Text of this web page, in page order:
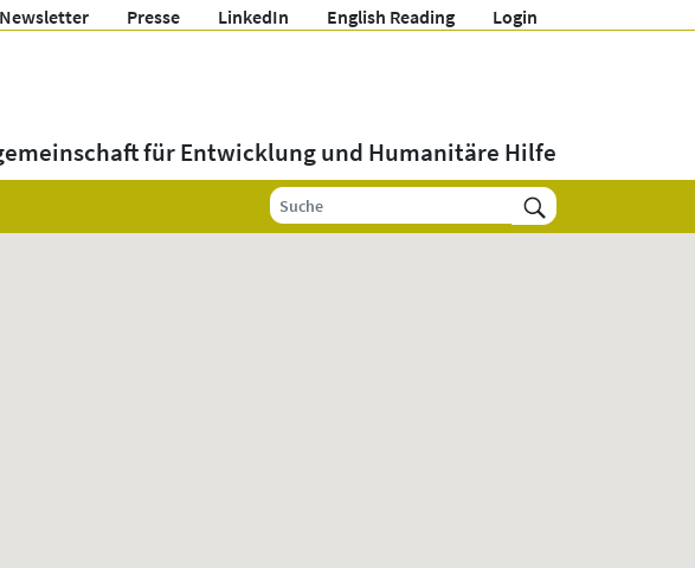
Newsletter Presse LinkedIn English Reading Login
für Entwicklung und Humanitäre Hilfe